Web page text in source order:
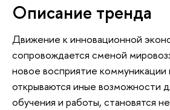
Описание тренда
Движение к инновационной
сопровождается сменой
новое восприятие коммуникации
открываются иные возможности
обучения и работы, становятся